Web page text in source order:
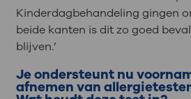
Kinderdagbehandeling gingen
beide kanten is dit zo goed
blijven.’
Je ondersteunt nu
afnemen van